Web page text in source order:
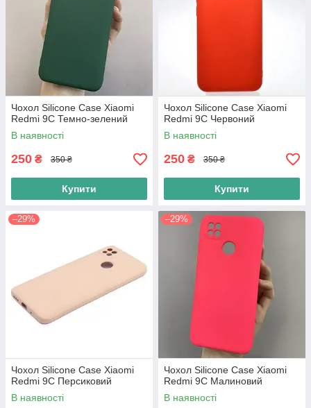
Чохол Silicone Case Xiaomi
Redmi 9C Темно-зелений
В наявності
250 ₴ 350 ₴
Купити
Чохол Silicone Case Xiaomi
Redmi 9C Червоний
В наявності
250 ₴ 350 ₴
Купити
–29%
Чохол Silicone Case Xiaomi
Redmi 9C Персиковий
В наявності
–29%
Чохол Silicone Case Xiaomi
Redmi 9C Малиновий
В наявності